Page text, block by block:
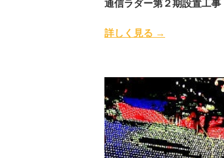
通信ラダー第２期設置工事
詳しく見る →